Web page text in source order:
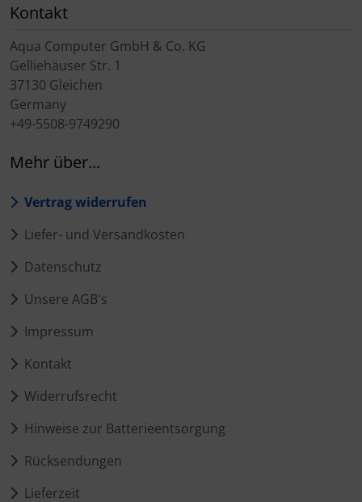
Kontakt
Aqua Computer GmbH & Co. KG
Gelliehäuser Str. 1
37130 Gleichen
Germany
+49-5508-9749290
Mehr über...
Vertrag widerrufen
Liefer- und Versandkosten
Datenschutz
Unsere AGB's
Impressum
Kontakt
Widerrufsrecht
Hinweise zur Batterieentsorgung
Rücksendungen
Lieferzeit